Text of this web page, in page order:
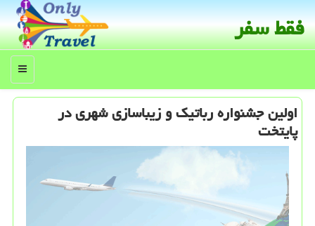
فقط سفر
منو
اولین جشنواره رباتیك و زیباسازی شهری در
پایتخت